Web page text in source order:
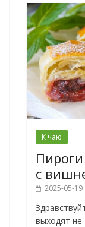
К чаю
Пироги
с
2025-05-19
выходят не